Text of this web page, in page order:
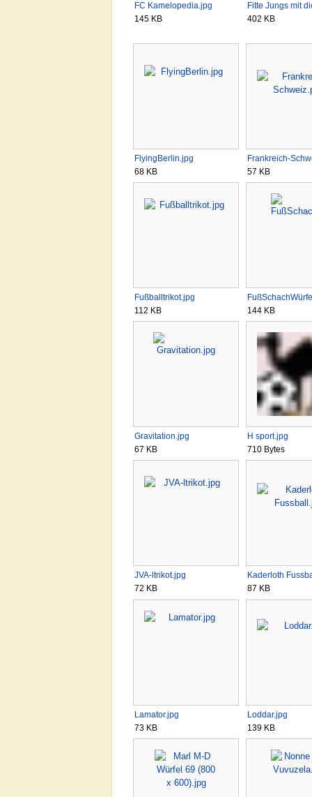
FC Kamelopedia.jpg
145 KB
Fitte Jungs mit
402 KB
FlyingBerlin.jpg
68 KB
Frankreich-
57 KB
Fußballtrikot.jpg
112 KB
144 KB
Gravitation.jpg
67 KB
H sport.jpg
710 Bytes
JVA-ltrikot.jpg
72 KB
Kaderloth
87 KB
Lamator.jpg
73 KB
Loddar.jpg
139 KB